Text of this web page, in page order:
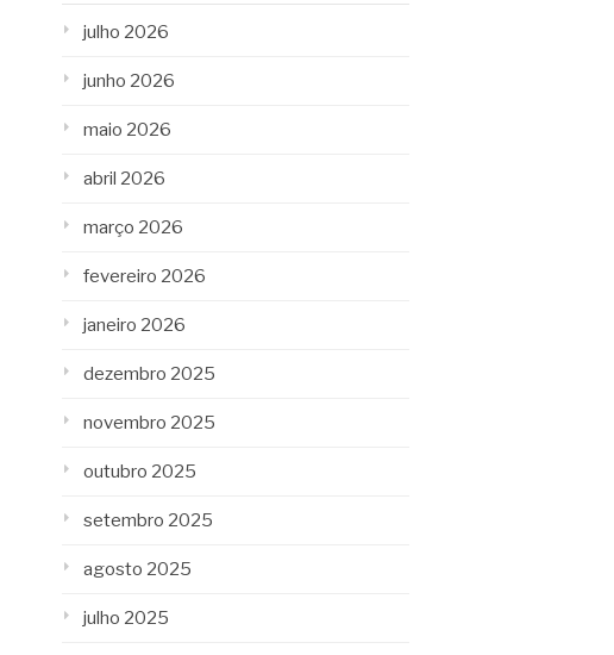
julho 2026
junho 2026
maio 2026
abril 2026
março 2026
fevereiro 2026
janeiro 2026
dezembro 2025
novembro 2025
outubro 2025
setembro 2025
agosto 2025
julho 2025